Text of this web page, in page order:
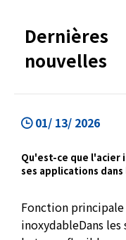
Dernières
nouvelles
01/ 13/ 2026
Qu'est-ce que l'acier
ses applications
Fonction
inoxydableDans